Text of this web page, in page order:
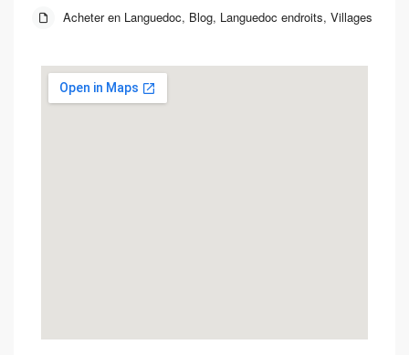
Acheter en Languedoc, Blog, Languedoc endroits,Villages